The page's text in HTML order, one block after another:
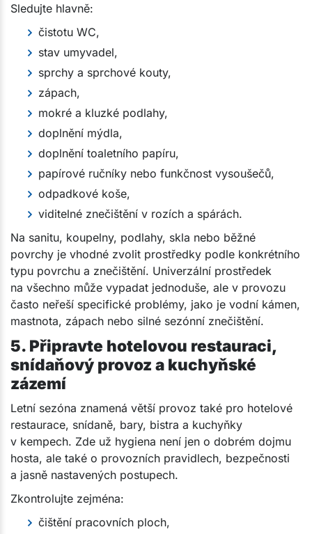
Sledujte hlavně:
čistotu WC,
stav umyvadel,
sprchy a sprchové kouty,
zápach,
mokré a kluzké podlahy,
doplnění mýdla,
doplnění toaletního papíru,
papírové ručníky nebo funkčnost vysoušečů,
odpadkové koše,
viditelné znečištění v rozích a spárách.
Na sanitu, koupelny, podlahy, skla nebo běžné
povrchy je vhodné zvolit prostředky podle konkrétního
typu povrchu a znečištění. Univerzální prostředek
na všechno může vypadat jednoduše, ale v provozu
často neřeší specifické problémy, jako je vodní kámen,
mastnota, zápach nebo silné sezónní znečištění.
5. Připravte hotelovou restauraci,
snídaňový provoz a kuchyňské
zázemí
Letní sezóna znamená větší provoz také pro hotelové
restaurace, snídaně, bary, bistra a kuchyňky
v kempech. Zde už hygiena není jen o dobrém dojmu
hosta, ale také o provozních pravidlech, bezpečnosti
a jasně nastavených postupech.
Zkontrolujte zejména:
čištění pracovních ploch,